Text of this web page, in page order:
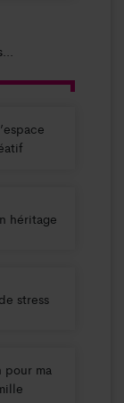
héritage
stress
pour ma